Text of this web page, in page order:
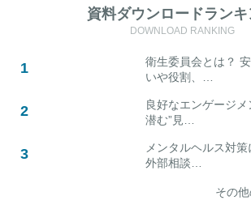
資料ダウンロードラン
DOWNLOAD RANKING
衛生委員会とは？
いや役割、…
良好なエンゲージ
潜む”見…
メンタルヘルス対
外部相談…
その